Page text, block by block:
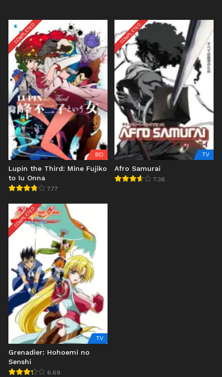
COMPLETED
BD
Lupin the Third: Mine Fujiko
to Iu Onna
7.77
COMPLETED
TV
Afro Samurai
7.36
COMPLETED
TV
Grenadier: Hohoemi no
Senshi
6.69